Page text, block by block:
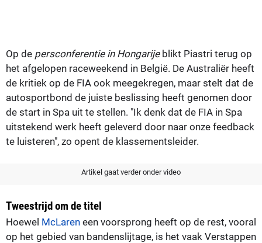
Op de persconferentie in Hongarijeblikt Piastri terug op
het afgelopen raceweekend in België. De Australiër heeft
de kritiek op de FIA ook meegekregen, maar stelt dat de
autosportbond de juiste beslissing heeft genomen door
de start in Spa uit te stellen. "Ik denk dat de FIA in Spa
uitstekend werk heeft geleverd door naar onze feedback
te luisteren", zo opent de klassementsleider.
Artikel gaat verder onder video
Tweestrijd om de titel
Hoewel McLaren een voorsprong heeft op de rest, vooral
op het gebied van bandenslijtage, is het vaak Verstappen